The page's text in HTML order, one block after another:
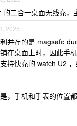
的二合一桌面无线充，
2025
并存的是 magsafe
在桌面上时，因此手
持快充的 watch U2
，手机和手表的位置